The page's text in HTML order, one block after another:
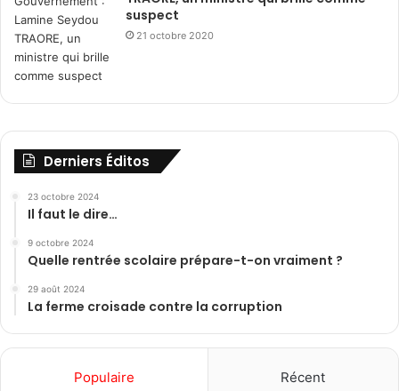
suspect
21 octobre 2020
Derniers Éditos
23 octobre 2024
Il faut le dire…
9 octobre 2024
Quelle rentrée scolaire prépare-t-on vraiment ?
29 août 2024
La ferme croisade contre la corruption
Populaire Récent